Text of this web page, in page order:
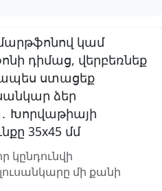
կամ
դիմաց, վերբեռնեք
ստացեք
ձեր
Խորվաթիայի
35x45 մմ
կընդունվի
մի քանի